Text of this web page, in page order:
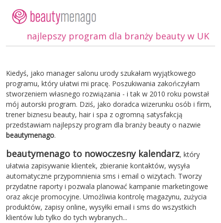
najlepszy program dla branży beauty w UK
Kiedyś, jako manager salonu urody szukałam wyjątkowego
programu, który ułatwi mi pracę. Poszukiwania zakończyłam
stworzeniem własnego rozwiązania - i tak w 2010 roku powstał
mój autorski program. Dziś, jako doradca wizerunku osób i firm,
trener biznesu beauty, hair i spa z ogromną satysfakcją
przedstawiam najlepszy program dla branży beauty o nazwie
beautymenago.
beautymenago to nowoczesny kalendarz, który
ułatwia zapisywanie klientek, zbieranie kontaktów, wysyła
automatyczne przypomnienia sms i email o wizytach. Tworzy
przydatne raporty i pozwala planować kampanie marketingowe
oraz akcje promocyjne. Umożliwia kontrolę magazynu, zużycia
produktów, zapisy online, wysyłki email i sms do wszystkich
klientów lub tylko do tych wybranych...